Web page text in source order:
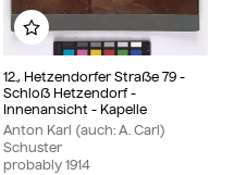
12., Hetzendorfer Straße 79 -
Schloß Hetzendorf -
Innenansicht - Kapelle
Anton Karl (auch: A. Carl)
Schuster
probably 1914
Add to my album